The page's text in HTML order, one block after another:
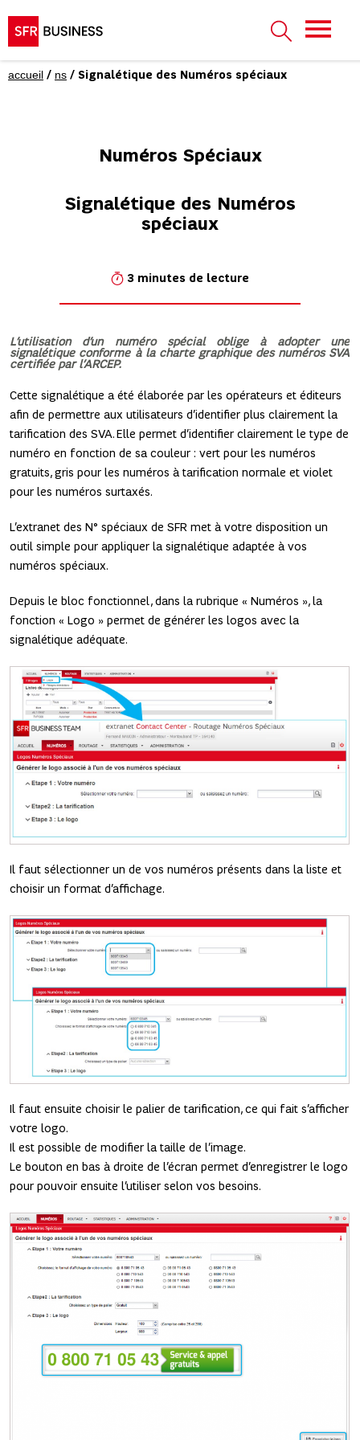
accueil / ns / Signalétique des Numéros spéciaux
Numéros Spéciaux
Signalétique des Numéros
spéciaux
3 minutes de lecture
L’utilisation d’un numéro spécial oblige à adopter une
signalétique conforme à la charte graphique des numéros SVA
certifiée par l’ARCEP.
Cette signalétique a été élaborée par les opérateurs et éditeurs
afin de permettre aux utilisateurs d’identifier plus clairement la
tarification des SVA. Elle permet d’identifier clairement le type de
numéro en fonction de sa couleur : vert pour les numéros
gratuits, gris pour les numéros à tarification normale et violet
pour les numéros surtaxés.
L’extranet des N° spéciaux de SFR met à votre disposition un
outil simple pour appliquer la signalétique adaptée à vos
numéros spéciaux.
Depuis le bloc fonctionnel, dans la rubrique « Numéros », la
fonction « Logo » permet de générer les logos avec la
signalétique adéquate.
Il faut sélectionner un de vos numéros présents dans la liste et
choisir un format d’affichage.
Il faut ensuite choisir le palier de tarification, ce qui fait s’afficher
votre logo.
Il est possible de modifier la taille de l’image.
Le bouton en bas à droite de l’écran permet d’enregistrer le logo
pour pouvoir ensuite l’utiliser selon vos besoins.